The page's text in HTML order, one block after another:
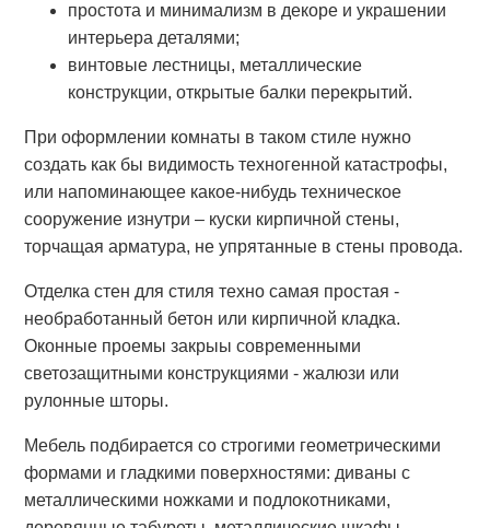
простота и минимализм в декоре и украшении
интерьера деталями;
винтовые лестницы, металлические
конструкции, открытые балки перекрытий.
При оформлении комнаты в таком стиле нужно
создать как бы видимость техногенной катастрофы,
или напоминающее какое-нибудь техническое
сооружение изнутри – куски кирпичной стены,
торчащая арматура, не упрятанные в стены провода.
Отделка стен для стиля техно самая простая -
необработанный бетон или кирпичной кладка.
Оконные проемы закрыы современными
светозащитными конструкциями - жалюзи или
рулонные шторы.
Мебель подбирается со строгими геометрическими
формами и гладкими поверхностями: диваны с
металлическими ножками и подлокотниками,